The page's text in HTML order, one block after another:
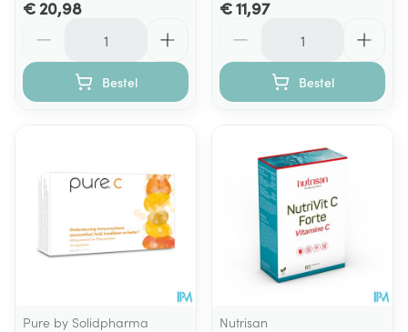
€ 20,98
Bestel
€ 11,97
Bestel
Pure by Solidpharma
Nutrisan